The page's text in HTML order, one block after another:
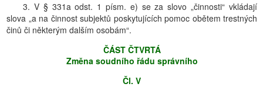
3. V § 331a odst. 1 písm. e) se za slovo „činnosti“ vkládají
slova „a na činnost subjektů poskytujících pomoc obětem trestných
činů či některým dalším osobám“.
ČÁST ČTVRTÁ
Změna soudního řádu správního
Čl. V